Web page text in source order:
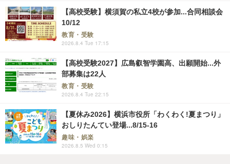
【高校受験】横須賀の私立4校が参加...合同相談会
10/12
教育・受験
2026.8.4 Tue 17:15
【高校受験2027】広島叡智学園高、出願開始...外
部募集は22人
教育・受験
2026.8.4 Tue 22:15
【夏休み2026】横浜市役所「わくわく!夏まつり」
おしりたんてい登場...8/15-16
趣味・娯楽
2026.8.5 Wed 0:15